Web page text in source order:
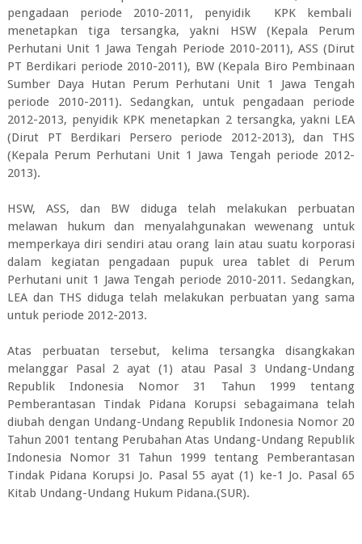
pengadaan periode 2010-2011, penyidik KPK kembali
menetapkan tiga tersangka, yakni HSW (Kepala Perum
Perhutani Unit 1 Jawa Tengah Periode 2010-2011), ASS (Dirut
PT Berdikari periode 2010-2011), BW (Kepala Biro Pembinaan
Sumber Daya Hutan Perum Perhutani Unit 1 Jawa Tengah
periode 2010-2011). Sedangkan, untuk pengadaan periode
2012-2013, penyidik KPK menetapkan 2 tersangka, yakni LEA
(Dirut PT Berdikari Persero periode 2012-2013), dan THS
(Kepala Perum Perhutani Unit 1 Jawa Tengah periode 2012-
2013).
HSW, ASS, dan BW diduga telah melakukan perbuatan
melawan hukum dan menyalahgunakan wewenang untuk
memperkaya diri sendiri atau orang lain atau suatu korporasi
dalam kegiatan pengadaan pupuk urea tablet di Perum
Perhutani unit 1 Jawa Tengah periode 2010-2011. Sedangkan,
LEA dan THS diduga telah melakukan perbuatan yang sama
untuk periode 2012-2013.
Atas perbuatan tersebut, kelima tersangka disangkakan
melanggar Pasal 2 ayat (1) atau Pasal 3 Undang-Undang
Republik Indonesia Nomor 31 Tahun 1999 tentang
Pemberantasan Tindak Pidana Korupsi sebagaimana telah
diubah dengan Undang-Undang Republik Indonesia Nomor 20
Tahun 2001 tentang Perubahan Atas Undang-Undang Republik
Indonesia Nomor 31 Tahun 1999 tentang Pemberantasan
Tindak Pidana Korupsi Jo. Pasal 55 ayat (1) ke-1 Jo. Pasal 65
Kitab Undang-Undang Hukum Pidana.(SUR).